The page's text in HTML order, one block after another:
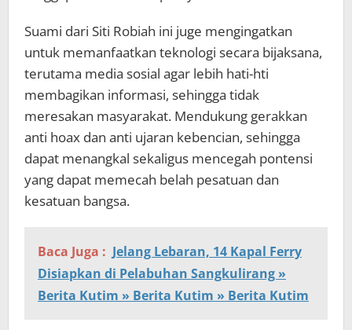
Suami dari Siti Robiah ini juge mengingatkan
untuk memanfaatkan teknologi secara bijaksana,
terutama media sosial agar lebih hati-hti
membagikan informasi, sehingga tidak
meresakan masyarakat. Mendukung gerakkan
anti hoax dan anti ujaran kebencian, sehingga
dapat menangkal sekaligus mencegah pontensi
yang dapat memecah belah pesatuan dan
kesatuan bangsa.
Baca Juga : Jelang Lebaran, 14 Kapal Ferry
Disiapkan di Pelabuhan Sangkulirang »
Berita Kutim » Berita Kutim » Berita Kutim